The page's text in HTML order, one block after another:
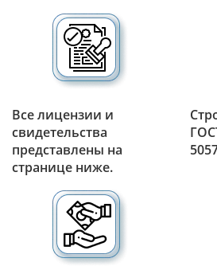
Все лицензии и
свидетельства
представлены на
странице ниже.